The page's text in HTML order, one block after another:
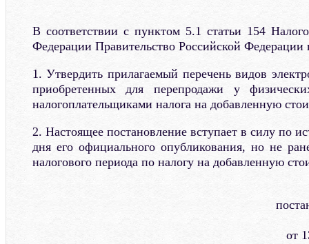
В соответствии с пунктом 5.1 статьи 154
Федерации Правительство Российской Федерации
1. Утвердить прилагаемый перечень видов
приобретенных для перепродажи у
налогоплательщиками налога на добавленную
2. Настоящее постановление вступает в силу по
дня его официального опубликования, но не
налогового периода по налогу на добавленную
от